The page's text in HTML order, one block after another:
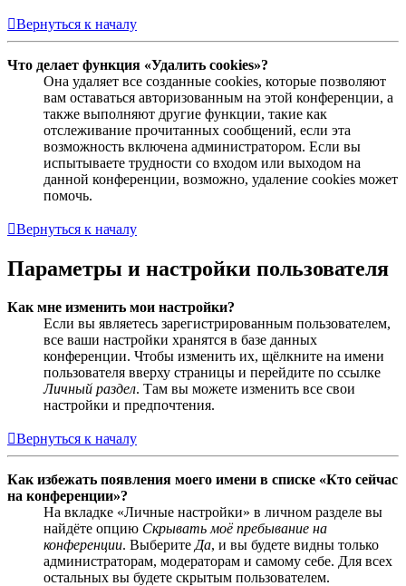
Вернуться к началу
Что делает функция «Удалить cookies»?
Она удаляет все созданные cookies, которые позволяют
вам оставаться авторизованным на этой конференции, а
также выполняют другие функции, такие как
отслеживание прочитанных сообщений, если эта
возможность включена администратором. Если вы
испытываете трудности со входом или выходом на
данной конференции, возможно, удаление cookies может
помочь.
Вернуться к началу
Параметры и настройки пользователя
Как мне изменить мои настройки?
Если вы являетесь зарегистрированным пользователем,
все ваши настройки хранятся в базе данных
конференции. Чтобы изменить их, щёлкните на имени
пользователя вверху страницы и перейдите по ссылке
Личный раздел. Там вы можете изменить все свои
настройки и предпочтения.
Вернуться к началу
Как избежать появления моего имени в списке «Кто сейчас
на конференции»?
На вкладке «Личные настройки» в личном разделе вы
найдёте опцию Скрывать моё пребывание на
конференции. Выберите Да, и вы будете видны только
администраторам, модераторам и самому себе. Для всех
остальных вы будете скрытым пользователем.